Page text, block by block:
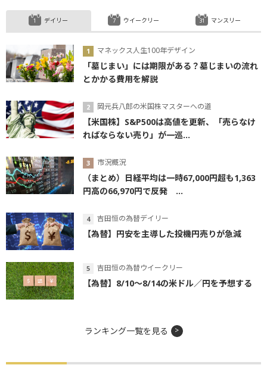
デイリー
マネックス人生100年デザイン
「墓じまい」には期限がある？墓じまいの流れ
とかかる費用を解説
岡元兵八郎の米国株マスターへの道
【米国株】S&P500は高値を更新、「売らなけ
ればならない売り」が一巡...
市況概況
（まとめ）日経平均は一時67,000円超も1,363
円高の66,970円で反発 ...
吉田恒の為替デイリー
【為替】円安を主導した投機円売りが急減
吉田恒の為替ウイークリー
【為替】8/10～8/14の米ドル／円を予想する
ウイークリー マンスリー
ランキング一覧を見る